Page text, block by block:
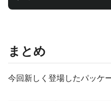
まとめ
今回新しく登場したパッケ